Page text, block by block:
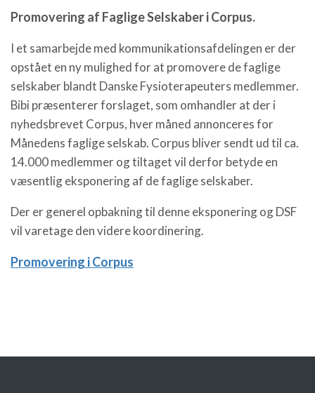
Promovering af Faglige Selskaber i Corpus.
I et samarbejde med kommunikationsafdelingen er der
opstået en ny mulighed for at promovere de faglige
selskaber blandt Danske Fysioterapeuters medlemmer.
Bibi præsenterer forslaget, som omhandler at der i
nyhedsbrevet Corpus, hver måned annonceres for
Månedens faglige selskab. Corpus bliver sendt ud til ca.
14.000 medlemmer og tiltaget vil derfor betyde en
væsentlig eksponering af de faglige selskaber.
Der er generel opbakning til denne eksponering og DSF
vil varetage den videre koordinering.
Promovering i Corpus